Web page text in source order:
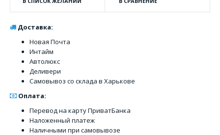
Доставка:
Новая Почта
Интайм
Автолюкс
Деливери
Самовывоз со склада в Харькове
Оплата:
Перевод на карту ПриватБанка
Наложенный платеж
Наличными при самовывозе